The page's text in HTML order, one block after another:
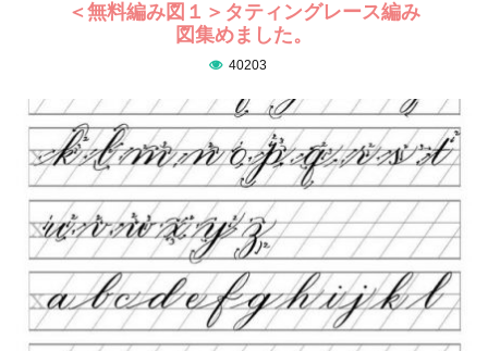
＜無料編み図１＞タティングレース編み
図集めました。
40203